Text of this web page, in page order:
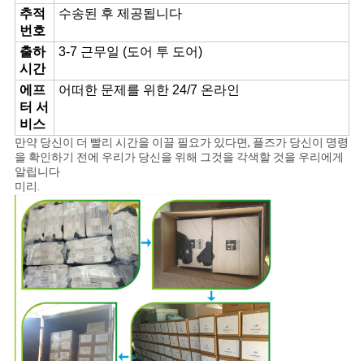
추적
번호
수송된 후 제공됩니다
출하
시간
3-7 근무일 (도어 투 도어)
에프
터 서
비스
어떠한 문제를 위한 24/7 온라인
만약 당신이 더 빨리 시간을 이끌 필요가 있다면, 플즈가 당신이 명령
을 확인하기 전에 우리가 당신을 위해 그것을 각색할 것을 우리에게
알립니다
미리.